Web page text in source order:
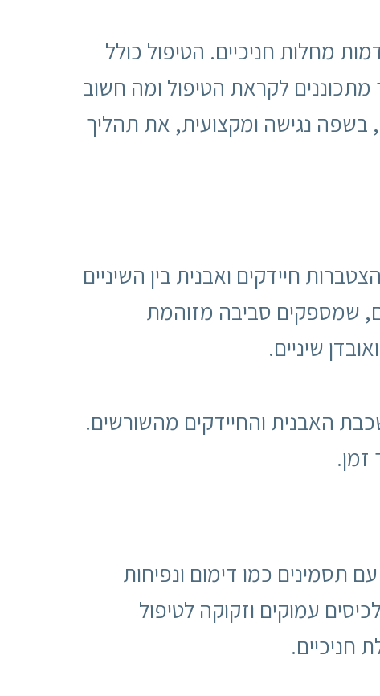
מחלות חניכיים. הטיפול כולל
מתכוננים לקראת הטיפול ומה חשוב
בשפה נגישה ומקצועית, את תהליך
חיידקים ואבנית בין השיניים
שמספקים סביבה מזוהמת
שיניים.
האבנית והחיידקים מהשורשים.
זמן.
תסמינים כמו דימום ונפיחות
עמוקים וזקוקה לטיפול
חניכיים.